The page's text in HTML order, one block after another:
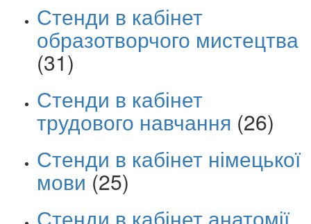
Стенди в кабінет
образотворчого мистецтва
(31)
Стенди в кабінет
трудового навчання (26)
Стенди в кабінет німецької
мови (25)
Стенди в кабінет анатомії